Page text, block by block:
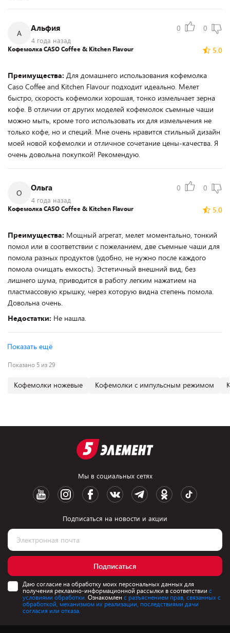
А
Альфия
4 года назад
0 0
5.0
Кофемолка CASO Coffee & Kitchen Flavour
Преимущества: Для домашнего использования кофемолка
Caso Coffee and Kitchen Flavour подходит идеально. Мелет
быстро, скорость кофемолки хорошая, тонко измельчает зерна
кофе. В отличии от других моделей кофемолок съемные чаши
можно мыть, кроме того использовать их для измельчения не
только кофе, но и специй. Мне очень нравится стильный дизайн
моей новой кофемолки и отличное сочетание цены-качества. Я
очень довольна покупкой! Рекомендую.
О
Ольга
4 года назад
0 0
5.0
Кофемолка CASO Coffee & Kitchen Flavour
Преимущества: Мощный агрегат, мелет моментально, тонкий
помол или в соответствии с пожеланием, две съемные чаши для
помола разных продуктов (удобно, не нужно после каждого
помола очищать емкость). Эстетичный внешний вид, без
лишнего шума, приводится в работу легким нажатием на
пластмассовую крышку, через которую видна степень помола.
Довольна очень.
Недостатки: Не нашла.
Показать ещё
Показано 5 из 29
Кофемолки ножевые Кофемолки с импульсным режимом
Мы в социальных сетях
Подписаться на новости и акции
Подписаться
Даю согласие на обработку моих персональных данных для
получения рекламно-информационной рассылки в соответствии с
условиями обработки. Ознакомлен с разъяснением прав, связанных с
обработкой, механизмом их реализации, последствиями дачи
согласия или отказа.